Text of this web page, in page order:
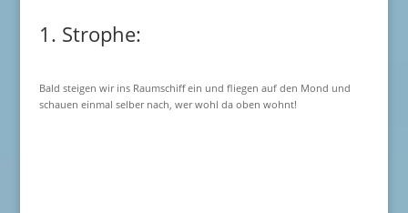
1. Strophe:
Bald steigen wir ins Raumschiff ein und fliegen auf den Mond und
schauen einmal selber nach, wer wohl da oben wohnt!